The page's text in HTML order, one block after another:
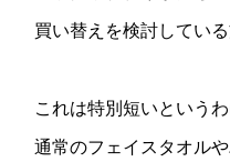
買い替えを検討してい
これは特別短いというわ
通常のフェイスタオル